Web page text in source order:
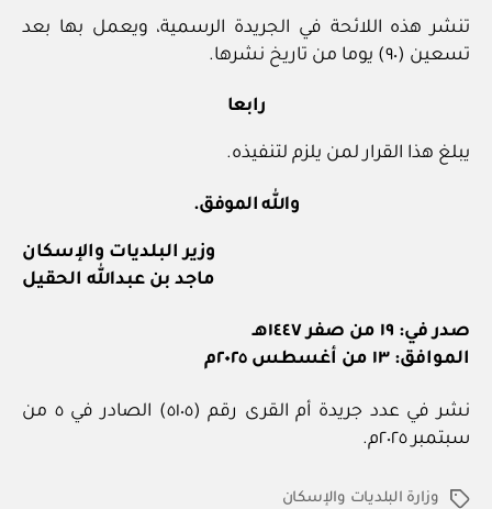
تنشر هذه اللائحة في الجريدة الرسمية، ويعمل بها بعد
تسعين (٩٠) يوما من تاريخ نشرها.
رابعا
يبلغ هذا القرار لمن يلزم لتنفيذه.
والله الموفق.
وزير البلديات والإسكان
ماجد بن عبدالله الحقيل
صدر في: ١٩ من صفر ١٤٤٧هـ
الموافق: ١٣ من أغسطس ٢٠٢٥م
نشر في عدد جريدة أم القرى رقم (٥١٠٥) الصادر في ٥ من
سبتمبر ٢٠٢٥م.
الوسوموزارة البلديات والإسكان